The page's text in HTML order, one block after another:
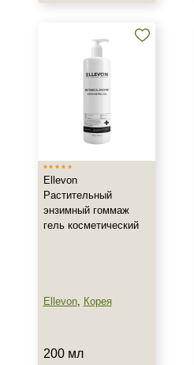
Возрастные изменения
Лифтинг
Обновление клеток
Показать еще
Ellevon
Растительный
энзимный гоммаж
гель косметический
Ellevon, Корея
200 мл